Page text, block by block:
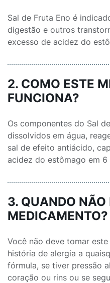
Sal de Fruta Eno é
digestão e outros
excesso de acidez do
2. COMO ESTE
FUNCIONA?
Os componentes do Sal
dissolvidos em água,
sal de efeito antiácido,
acidez do estômago em 6
3. QUANDO NÃO
MEDICAMENTO?
Você não deve tomar
história de alergia a
fórmula, se tiver pressão
coração ou rins ou se